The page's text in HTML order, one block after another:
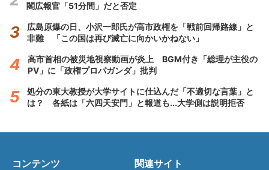
閣広報官「51分間」だと否定
広島原爆の日、小沢一郎氏が高市政権を「戦前回帰路線」と
非難 「この国は再び滅亡に向かいかねない」
高市首相の被災地視察動画が炎上 BGM付き「総理が主役の
PV」に「政権プロパガンダ」批判
処分の東大教授が大学サイトに仕込んだ「不適切な言葉」と
は？ 各紙は「六四天安門」と報道も...大学側は説明拒否
コンテンツ 関連サイト